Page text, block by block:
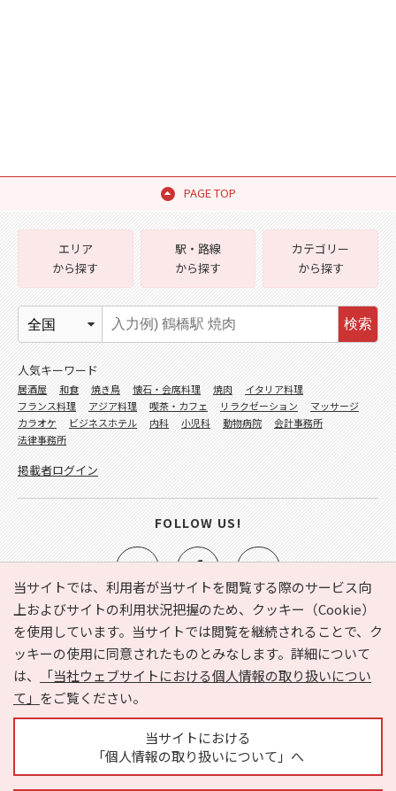
PAGE TOP
当サイトでは、利用者が当サイトを閲覧する際のサービス向
上およびサイトの利用状況把握のため、クッキー（Cookie）
を使用しています。当サイトでは閲覧を継続されることで、ク
ッキーの使用に同意されたものとみなします。詳細について
は、
「当社ウェブサイトにおける個人情報の取り扱いについ
て」 をご覧ください。
当サイトにおける
「個人情報の取り扱いについて」へ
e-NAVITA（イーナビタ）とは？ お気に入り
ヘルプ
利用規約
個人情報の取り扱いについて
運営会社
サイトマップ
広告掲載に関するお問い合わせ
エリア
から探す
駅・路線
から探す
カテゴリー
から探す
検索
人気キーワード
居酒屋 和食 焼き鳥 懐石・会席料理 焼肉
イタリア料理
フランス料理
アジア料理 喫茶・カフェ リラクゼーション
マッサージ
カラオケ
ビジネスホテル 内科 小児科 動物病院
会計事務所
法律事務所
掲載者ログイン
FOLLOW US!